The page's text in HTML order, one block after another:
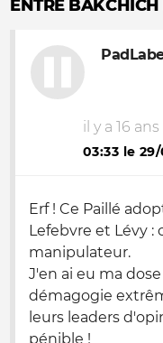
ENTRE
il y a 16 ans
03:33 le
Erf ! Ce Paillé
Lefebvre et Lévy :
manipulateur.
J'en ai eu ma
démagogie
leurs leaders
pénible !